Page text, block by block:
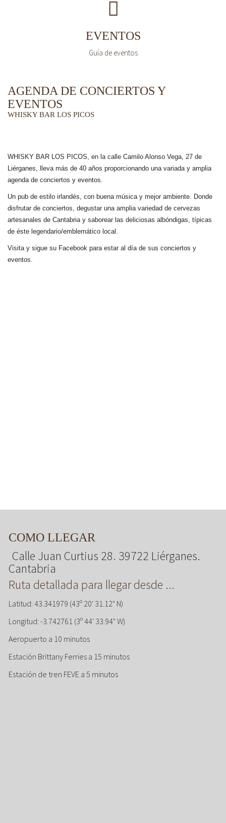
EVENTOS
Guía de eventos
AGENDA DE CONCIERTOS Y
EVENTOS
WHISKY BAR LOS PICOS
WHISKY BAR LOS PICOS, en la calle Camilo Alonso Vega, 27 de
Liérganes, lleva más de 40 años proporcionando una variada y amplia
agenda de conciertos y eventos.
Un pub de estilo irlandés, con buena música y mejor ambiente. Donde
disfrutar de conciertos, degustar una amplia variedad de cervezas
artesanales de Cantabria y saborear las deliciosas albóndigas, típicas
de éste legendario/emblemático local.
Visita y sigue su Facebook para estar al día de sus conciertos y
eventos.
COMO LLEGAR
Calle Juan Curtius 28. 39722 Liérganes.
Cantabria
Ruta detallada para llegar desde ...
Latitud: 43.341979 (43º 20' 31.12" N)
Longitud: -3.742761 (3º 44' 33.94" W)
Aeropuerto a 10 minutos
Estación Brittany Ferries a 15 minutos
Estación de tren FEVE a 5 minutos